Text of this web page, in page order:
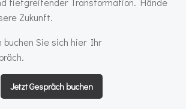
Zukunft.
buchen Sie sich hier Ihr
Jetzt Gespräch buchen